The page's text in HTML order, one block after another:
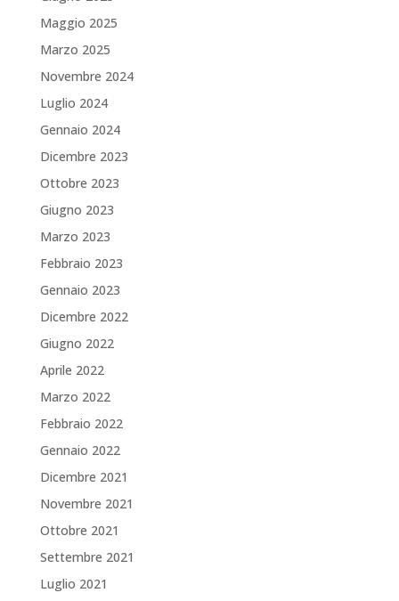
Maggio 2025
Marzo 2025
Novembre 2024
Luglio 2024
Gennaio 2024
Dicembre 2023
Ottobre 2023
Giugno 2023
Marzo 2023
Febbraio 2023
Gennaio 2023
Dicembre 2022
Giugno 2022
Aprile 2022
Marzo 2022
Febbraio 2022
Gennaio 2022
Dicembre 2021
Novembre 2021
Ottobre 2021
Settembre 2021
Luglio 2021